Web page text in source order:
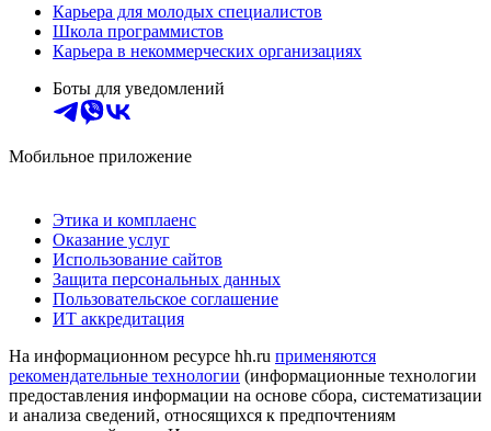
Карьера для молодых специалистов
Школа программистов
Карьера в некоммерческих организациях
Боты для уведомлений
Мобильное приложение
Этика и комплаенс
Оказание услуг
Использование сайтов
Защита персональных данных
Пользовательское соглашение
ИТ аккредитация
На информационном ресурсе hh.ru применяются
рекомендательные технологии (информационные технологии
предоставления информации на основе сбора, систематизации
и анализа сведений, относящихся к предпочтениям